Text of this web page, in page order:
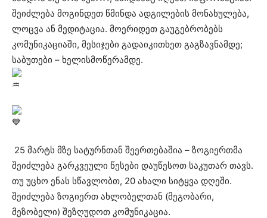
შეიძლება მოგინდეთ წმინდა ადგილების მონახულება,
ლოცვა ან მედიტაცია. მოერიდეთ გაუგებრობებს
კომუნიკაციაში, მესიჯები გადაიკითხეთ გაგზავნამდე;
საბუთები – ხელისმოწერამდე.
25 მარტს მზე სატურნთან შეერთებაშია – ზოგიერთმა
შეიძლება გარკვეული წესები დაუწესოთ საკუთარ თავს.
თუ უცხო ენას სწავლობთ, 20 ახალი სიტყვა დღეში.
შეიძლება ზოგიერთ ახლობელთან (მეგობარი,
მეზობელი) შეზღუდოთ კომუნიკაცია.